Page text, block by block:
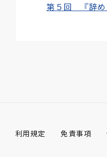
第５回 『辞め
利用規定 免責事項